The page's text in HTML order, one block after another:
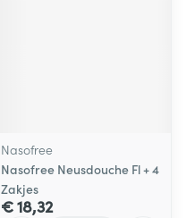
Nasofree
Nasofree Neusdouche Fl + 4
Zakjes
€ 18,32